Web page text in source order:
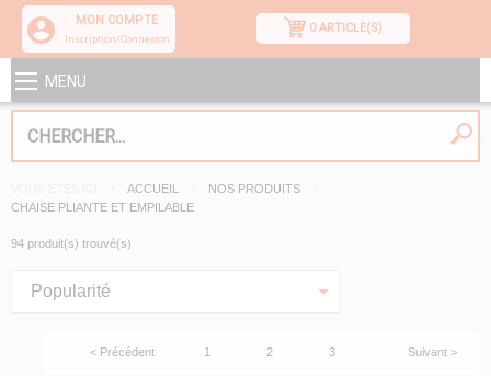
MON COMPTE
Inscription/Connexion
0 ARTICLE(S)
MENU
ACCUEIL
NOS PRODUITS
CHAISE PLIANTE ET EMPILABLE
94 produit(s) trouvé(s)
Popularité
< Précédent 1 2 3 Suivant >